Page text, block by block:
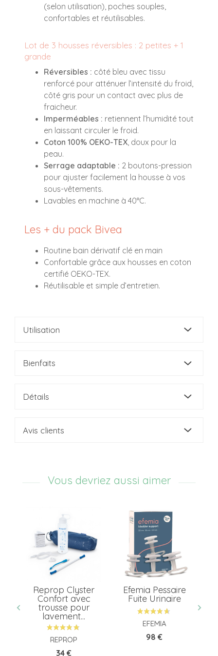
(selon utilisation), poches souples,
confortables et réutilisables.
Lot de 3 housses réversibles : 2 petites + 1
grande
Réversibles : côté bleu avec tissu
renforcé pour atténuer l’intensité du froid,
côté gris pour un contact avec plus de
fraicheur.
Imperméables : retiennent l’humidité tout
en laissant circuler le froid.
Coton 100% OEKO-TEX , doux pour la
peau.
Serrage adaptable : 2 boutons-pression
pour ajuster facilement la housse à vos
sous-vêtements.
Lavables en machine à 40°C.
Les + du pack Bivea
Routine bain dérivatif clé en main
Confortable grâce aux housses en coton
certifié OEKO-TEX.
Réutilisable et simple d’entretien.
Utilisation
Bienfaits
Détails
Avis clients
Vous devriez aussi aimer
Reprop Clyster
Confort avec
trousse pour
lavement...
REPROP
Prix
34 €
Efemia Pessaire
Fuite Urinaire
EFEMIA
Prix
98 €